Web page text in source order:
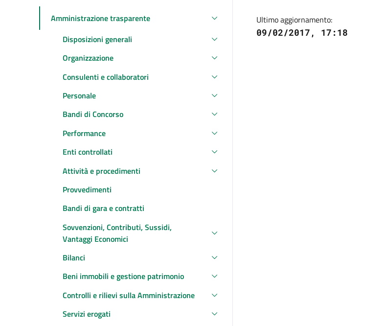
Amministrazione trasparente
Attivo
Disposizioni generali
Organizzazione
Consulenti e collaboratori
Personale
Bandi di Concorso
Performance
Enti controllati
Attività e procedimenti
Provvedimenti
Bandi di gara e contratti
Sovvenzioni, Contributi, Sussidi,
Vantaggi Economici
Bilanci
Beni immobili e gestione patrimonio
Controlli e rilievi sulla Amministrazione
Servizi erogati
Ultimo aggiornamento:
09/02/2017, 17:18